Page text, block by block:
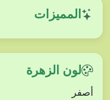
المميزات
لون الزهرة
أصفر